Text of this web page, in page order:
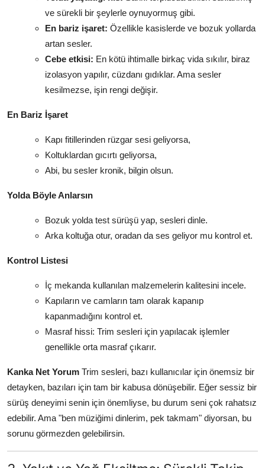
ve sürekli bir şeylerle oynuyormuş gibi.
En bariz işaret: Özellikle kasislerde ve bozuk yollarda
artan sesler.
Cebe etkisi: En kötü ihtimalle birkaç vida sıkılır, biraz
izolasyon yapılır, cüzdanı gıdıklar. Ama sesler
kesilmezse, işin rengi değişir.
En Bariz İşaret
Kapı fitillerinden rüzgar sesi geliyorsa,
Koltuklardan gıcırtı geliyorsa,
Abi, bu sesler kronik, bilgin olsun.
Yolda Böyle Anlarsın
Bozuk yolda test sürüşü yap, sesleri dinle.
Arka koltuğa otur, oradan da ses geliyor mu kontrol et.
Kontrol Listesi
İç mekanda kullanılan malzemelerin kalitesini incele.
Kapıların ve camların tam olarak kapanıp
kapanmadığını kontrol et.
Masraf hissi: Trim sesleri için yapılacak işlemler
genellikle orta masraf çıkarır.
Kanka Net Yorum Trim sesleri, bazı kullanıcılar için önemsiz bir
detayken, bazıları için tam bir kabusa dönüşebilir. Eğer sessiz bir
sürüş deneyimi senin için önemliyse, bu durum seni çok rahatsız
edebilir. Ama "ben müziğimi dinlerim, pek takmam" diyorsan, bu
sorunu görmezden gelebilirsin.